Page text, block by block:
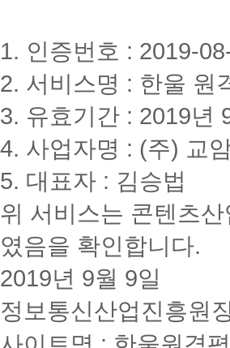
강
과
목)
3
위)
점
총
합
이
높
은
학
자
당
학
기
감
면
비
율,
지
급
건
은
커
스
의
정
책
에
라
변
경
1. 인증번호 : 2019-
2. 서비스명 : 한울 원
3. 유효기간 : 2019년
4. 사업자명 : (주) 교
5. 대표자 : 김승법
위 서비스는 콘텐츠
였음을 확인합니다.
2019년 9월 9일
정보통신산업진흥원